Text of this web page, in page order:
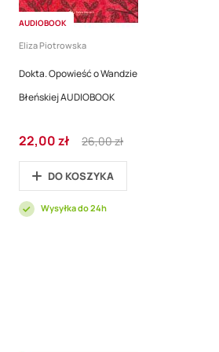
AUDIOBOOK
Eliza Piotrowska
Dokta. Opowieść o Wandzie
Błeńskiej AUDIOBOOK
Cena
promocyjna
22,00 zł
Regular
Price
26,00 zł
DO KOSZYKA
Wysyłka do 24h